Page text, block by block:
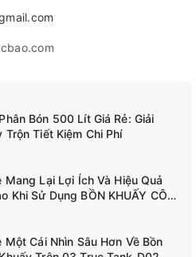
Bón 500 Lít Giá Rẻ: Giải
Trộn Tiết Kiệm Chi Phí
Mang Lại Lợi Ích Và Hiệu Quả
Khi Sử Dụng BỒN KHUẤY CÔNG
Một Cái Nhìn Sâu Hơn Về Bồn